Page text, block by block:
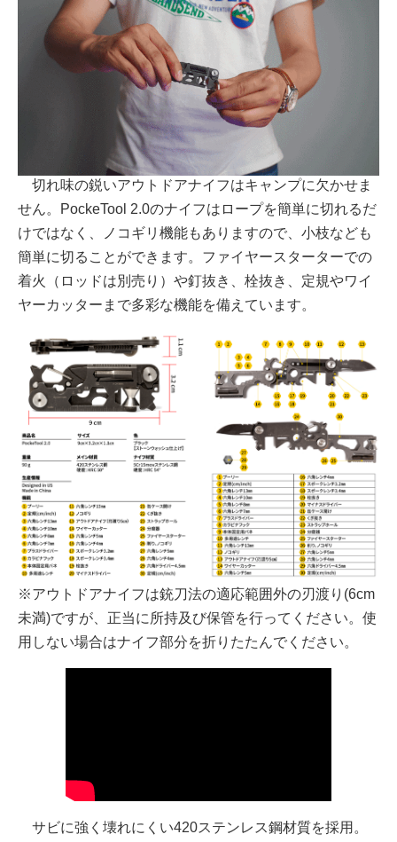
切れ味の鋭いアウトドアナイフはキャンプに欠かせま
せん。PockeTool 2.0のナイフはロープを簡単に切れるだ
けではなく、ノコギリ機能もありますので、小枝なども
簡単に切ることができます。ファイヤースターターでの
着火（ロッドは別売り）や釘抜き、栓抜き、定規やワイ
ヤーカッターまで多彩な機能を備えています。
※アウトドアナイフは銃刀法の適応範囲外の刃渡り(6cm
未満)ですが、正当に所持及び保管を行ってください。使
用しない場合はナイフ部分を折りたたんでください。
サビに強く壊れにくい420ステンレス鋼材質を採用。